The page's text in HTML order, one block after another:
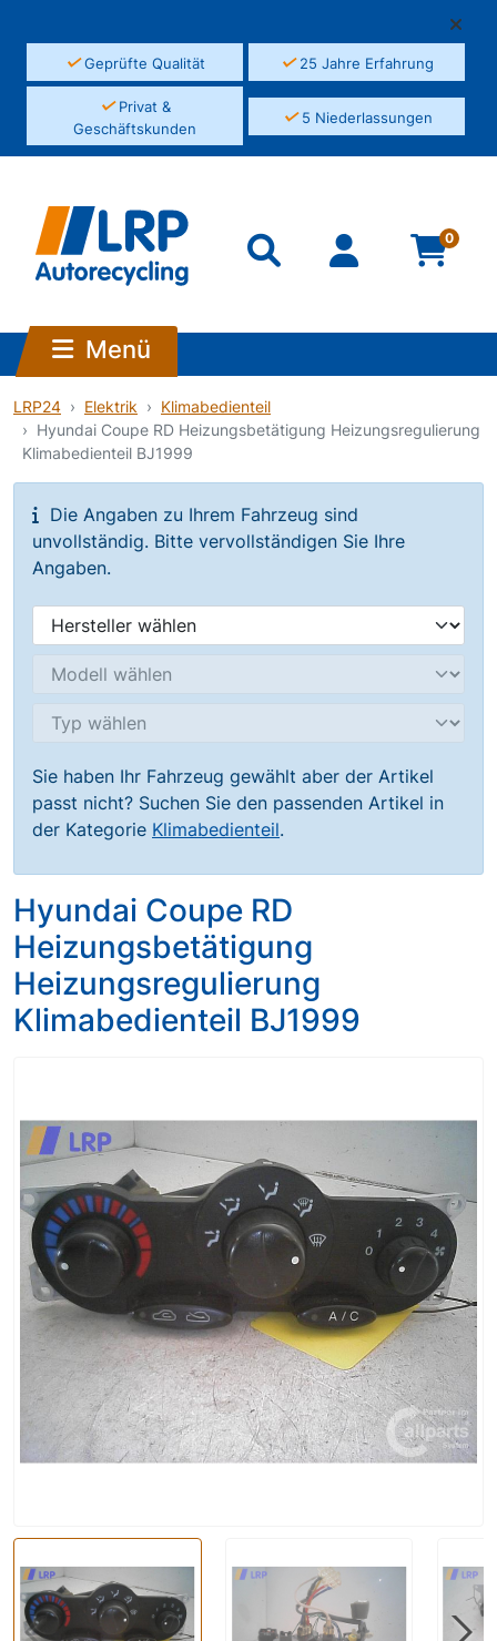
✓Geprüfte Qualität ✓25 Jahre Erfahrung
✓Privat &
Geschäftskunden
✓5 Niederlassungen
0
Menü
LRP24 Elektrik
Klimabedienteil
Hyundai Coupe RD Heizungsbetätigung Heizungsregulierung
Klimabedienteil BJ1999
Die Angaben zu Ihrem Fahrzeug sind
unvollständig. Bitte vervollständigen Sie Ihre
Angaben.
Sie haben Ihr Fahrzeug gewählt aber der Artikel
passt nicht? Suchen Sie den passenden Artikel in
der Kategorie Klimabedienteil.
Hyundai Coupe RD
Heizungsbetätigung
Heizungsregulierung
Klimabedienteil BJ1999